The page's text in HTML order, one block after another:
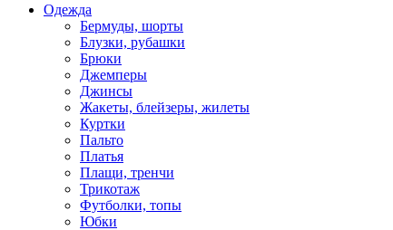
Одежда
Бермуды, шорты
Блузки, рубашки
Брюки
Джемперы
Джинсы
Жакеты, блейзеры, жилеты
Куртки
Пальто
Платья
Плащи, тренчи
Трикотаж
Футболки, топы
Юбки